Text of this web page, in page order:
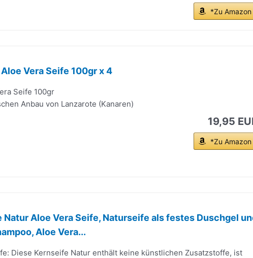
*Zu Amazon
Vera Seife 100gr x 4
Seife 100gr
Anbau von Lanzarote (Kanaren)
19,95
*Zu Amazon
Natur Aloe Vera Seife, Naturseife als festes Duschgel
Aloe Vera...
Diese Kernseife Natur enthält keine künstlichen Zusatzstoffe, ist